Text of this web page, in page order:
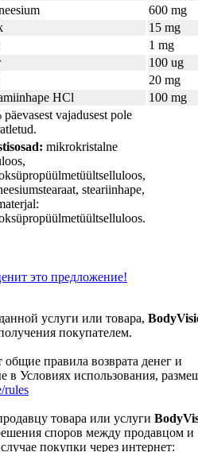
600 mg
15 mg
1 mg
100 ug
20 mg
HCl
100 mg
vajadusest pole
mikrokristalne
steariinhape,
это предложение!
услуги или товара,
покупателем.
правила возврата денег и
в Условиях использования,
rules
товара или услуги
споров между продавцом и
покупки через интернет: